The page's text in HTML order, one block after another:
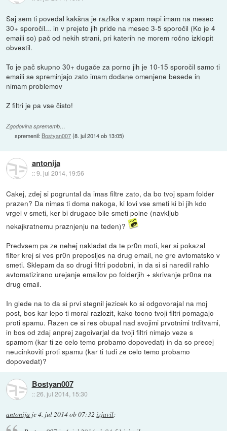
Saj sem ti povedal kakšna je razlika v spam mapi imam na mesec
30+ sporočil... in v prejeto jih pride na mesec 3-5 sporočil (Ko je 4
emaili so) pač od nekih strani, pri katerih ne morem ročno izklopit
obvestil.
To je pač skupno 30+ dugače za porno jih je 10-15 sporočil samo ti
emaili se spreminjajo zato imam dodane omenjene besede in
nimam problemov
Z filtri je pa vse čisto!
Zgodovina sprememb…
spremenil: Bostyan007(8. jul 2014 ob 13:05)
antonija
::9. jul 2014, 19:56
Cakej, zdej si pogruntal da imas filtre zato, da bo tvoj spam folder
prazen? Da nimas ti doma nakoga, ki lovi vse smeti ki bi jih kdo
vrgel v smeti, ker bi drugace bile smeti polne (navkljub
nekajkratnemu praznjenju na teden)?
Predvsem pa ze nehej nakladat da te pr0n moti, ker si pokazal
filter krej si ves pr0n preposljes na drug email, ne gre avtomatsko v
smeti. Sklepam da so drugi filtri podobni, in da si si naredil rahlo
avtomatizirano urejanje emailov po folderjih + skrivanje pr0na na
drug email.
In glede na to da si prvi stegnil jezicek ko si odgovorajal na moj
post, bos kar lepo ti moral razlozit, kako tocno tvoji filtri pomagajo
proti spamu. Razen ce si res obupal nad svojimi prvotnimi trditvami,
in bos od zdaj anprej zagoivarjal da tvoji filtri nimajo veze s
spamom (kar ti ze celo temo probamo dopovedat) in da so precej
neucinkoviti proti spamu (kar ti tudi ze celo temo probamo
dopovedat)?
Bostyan007
::26. jul 2014, 15:30
antonija je4. jul 2014 ob 07:32 izjavil: